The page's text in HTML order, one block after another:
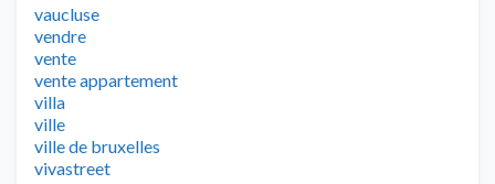
vaucluse
vendre
vente
vente appartement
villa
ville
ville de bruxelles
vivastreet